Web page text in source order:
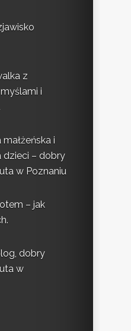
z
i
i
dzieci – dobry
w Poznaniu
– jak
dobry
w